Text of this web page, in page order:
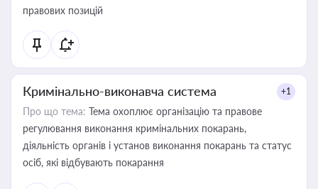
правових позицій
Кримінально-виконавча система +1
Про що тема: Тема охоплює організацію та правове
регулювання виконання кримінальних покарань,
діяльність органів і установ виконання покарань та статус
осіб, які відбувають покарання